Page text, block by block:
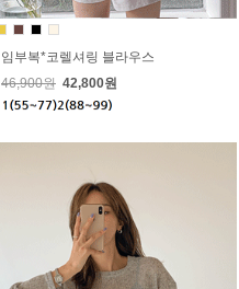
임부복*코렐셔링 블라우스
46,900원 42,800원